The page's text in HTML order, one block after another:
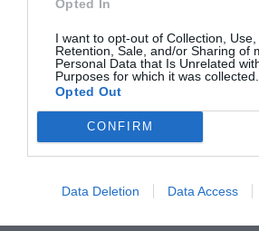
Opted In
I want to opt-out of Collection, Use,
Retention, Sale, and/or Sharing of
Personal Data that Is Unrelated
Purposes for which it was collected.
Opted Out
CONFIRM
Data Deletion Data Access
Ενημερωτικά Δελτία
ΜΕΓΑΣ ΕΣΠΕΡΙΝΟΣ
ΜΕΤΑΜΟΡΦΩΣΕΩΣ
ΕΥΡΩΜΕΣΟΓΕΙΑΚΟ
Παρασκευή, 31 Ιουλίου 2026